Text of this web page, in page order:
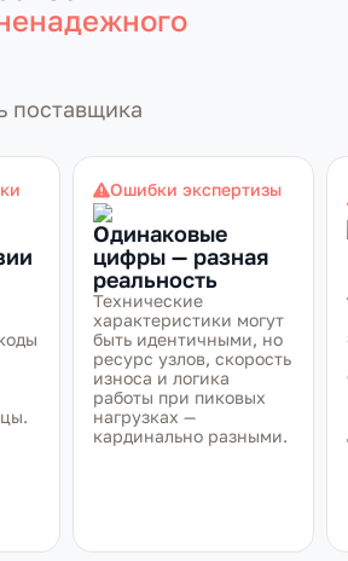
поставщика
Ошибки экспертизы
Одинаковые
цифры — разная
реальность
Технические
характеристики могут
быть идентичными, но
ресурс узлов, скорость
износа и логика
работы при пиковых
нагрузках —
кардинально разными.